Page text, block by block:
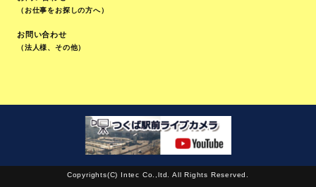
（お仕事をお探しの方へ）
お問い合わせ
（法人様、その他）
Copyrights(C) Intec Co.,ltd. All Rights Reserved.